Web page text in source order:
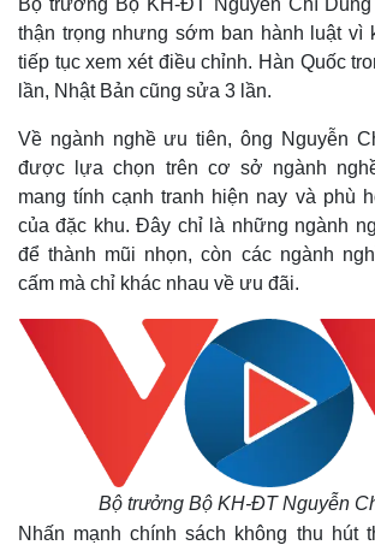
Kinh tế
Khởi nghiệp
Tiêu dùng
Tỷ giá
Chứng
Giá cà phê
Bộ trưởng Bộ KH-ĐT Nguyễn Chí
thận trọng nhưng sớm ban hành luật vì
tiếp tục xem xét điều chỉnh. Hàn Quốc
lần, Nhật Bản cũng sửa 3 lần.
Về ngành nghề ưu tiên, ông Nguyễn
được lựa chọn trên cơ sở ngành
mang tính cạnh tranh hiện nay và phù
của đặc khu. Đây chỉ là những ngành
để thành mũi nhọn, còn các ngành
cấm mà chỉ khác nhau về ưu đãi.
Bộ trưởng Bộ KH-ĐT Nguyễn
Nhấn mạnh chính sách không thu hút